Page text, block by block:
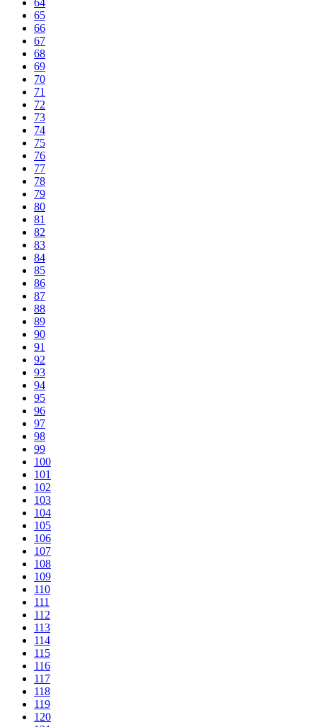
65
66
67
68
69
70
71
72
73
74
75
76
77
78
79
80
81
82
83
84
85
86
87
88
89
90
91
92
93
94
95
96
97
98
99
100
101
102
103
104
105
106
107
108
109
110
111
112
113
114
115
116
117
118
119
120